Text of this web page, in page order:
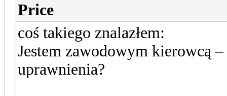
Price
coś takiego znalazłem:
Jestem zawodowym kierowcą
uprawnienia?